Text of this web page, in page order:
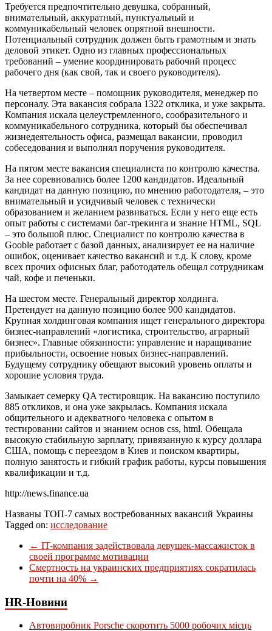
Требуется предпочтительно девушка, собранный,
внимательный, аккуратный, пунктуальный и
коммуникабельный человек опрятной внешности.
Потенциальный сотрудник должен быть грамотным и знать
деловой этикет. Одно из главных профессиональных
требований – умение координировать рабочий процесс
рабочего дня (как свой, так и своего руководителя).
На четвертом месте – помощник руководителя, менеджер по
персоналу. Эта вакансия собрала 1322 отклика, и уже закрыта.
Компания искала целеустремленного, сообразительного и
коммуникабельного сотрудника, который бы обеспечивал
жизнедеятельность офиса, размещал вакансии, проводил
собеседования и выполнял поручения руководителя.
На пятом месте вакансия специалиста по контролю качества.
За нее соревновались более 1200 кандидатов. Идеальный
кандидат на данную позицию, по мнению работодателя, – это
внимательный и усидчивый человек с технически
образованием и желанием развиваться. Если у него еще есть
опыт работы с системами баг-трекинга и знание HTML, SQL
– это большой плюс. Специалист по контролю качества в
Gooble работает с базой данных, анализирует ее на наличие
ошибок, оценивает качество вакансий и т.д. К слову, кроме
всех прочих офисных благ, работодатель обещал сотрудникам
чай, кофе и печеньки.
На шестом месте. Генеральный директор холдинга.
Претендует на данную позицию более 900 кандидатов.
Крупная холдинговая компания ищет генерального директора
бизнес-направлений «логистика, строительство, аграрный
бизнес». Главные обязанности: управление и наращивание
прибыльности, освоение новых бизнес-направлений.
Будущему сотруднику обещают высокий уровень оплаты и
хорошие условия труда.
Замыкает семерку QA тестировщик. На вакансию поступило
885 откликов, и она уже закрылась. Компания искала
общительного и адекватного человека с опытом в
тестировании сайтов и знанием основ css, html. Обещала
высокую стабильную зарплату, привязанную к курсу доллара
США, помощь с переездом в Киев и поиском квартиры,
полную занятость и гибкий график работы, курсы повышения
квалификации и т.д.
http://news.finance.ua
Названы ТОП-7 самых востребованных вакансий Украины
Tagged on: исследование
← IT-компания задействовала девушек-массажисток в
своей программе мотивации
Смертность на украинских предприятиях сократилась
почти на 40% →
HR-Новини
Автовиробник Porsche скоротить 5000 робочих місць